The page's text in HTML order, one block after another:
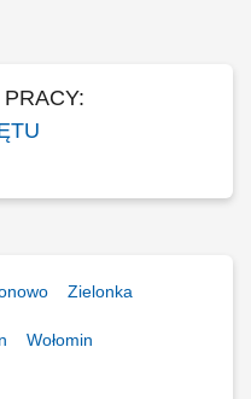
Zielonka
Wołomin